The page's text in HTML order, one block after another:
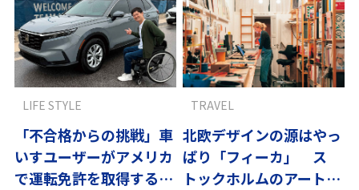
「不合格からの挑戦」車
いすユーザーがアメリカ
で運転免許を取得するま
LIFE STYLE
北欧デザインの源はやっ
ぱり「フィーカ」 ス
トックホルムのアート巡
TRAVEL